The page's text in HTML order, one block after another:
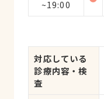
~19:00
対応している
診療内容・検
査